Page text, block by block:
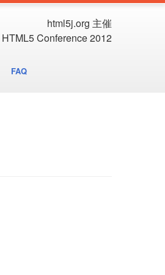
html5j.org 主催
HTML5 Conference 2012
FAQ